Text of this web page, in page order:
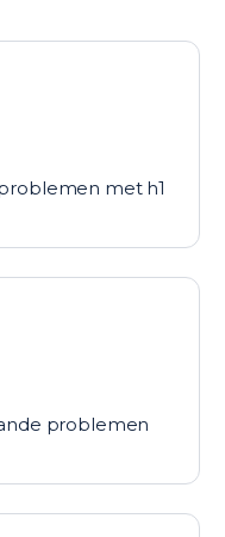
met h1
problemen